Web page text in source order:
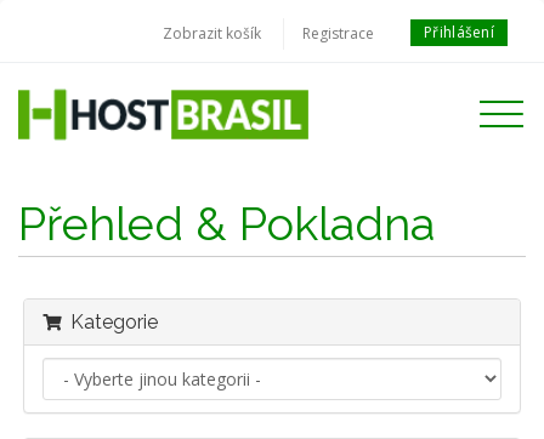
Zobrazit košík Registrace Přihlášení
Toggle
Přehled & Pokladna
Kategorie